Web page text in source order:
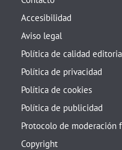
Accesibilidad
Aviso legal
Política de calidad
Política de privacidad
Política de cookies
Política de publicidad
Protocolo de moderación
Copyright